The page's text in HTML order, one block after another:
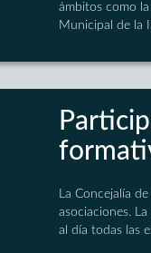
ámbitos como
Municipal de la
La Concejalía
asociaciones.
al día todas las